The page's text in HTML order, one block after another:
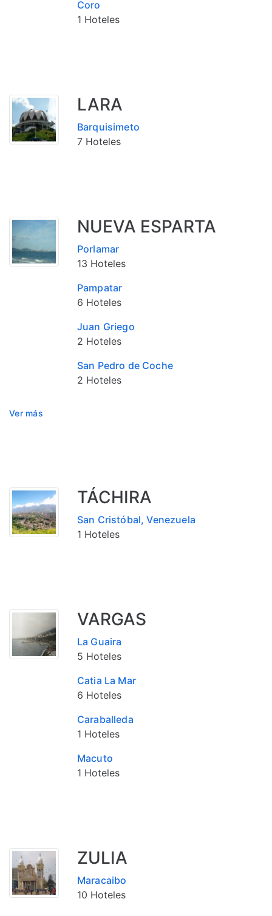
Coro
1 Hoteles
LARA
Barquisimeto
7 Hoteles
NUEVA ESPARTA
Porlamar
13 Hoteles
Pampatar
6 Hoteles
Juan Griego
2 Hoteles
San Pedro de Coche
2 Hoteles
Ver más
TÁCHIRA
San Cristóbal, Venezuela
1 Hoteles
VARGAS
La Guaira
5 Hoteles
Catia La Mar
6 Hoteles
Caraballeda
1 Hoteles
Macuto
1 Hoteles
ZULIA
Maracaibo
10 Hoteles